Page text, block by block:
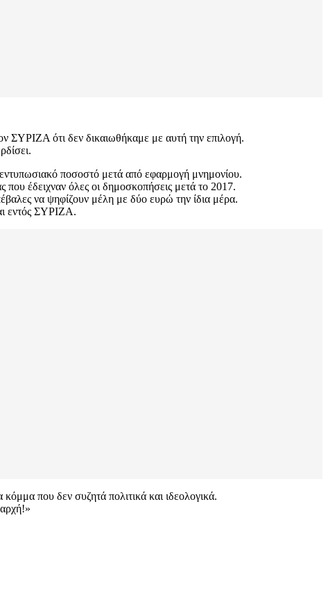
ΣΥΡΙΖΑ ότι δεν δικαιωθήκαμε με αυτή την επιλογή.
ποσοστό μετά από εφαρμογή μνημονίου.
που έδειχναν όλες οι δημοσκοπήσεις μετά το 2017.
να ψηφίζουν μέλη με δύο ευρώ την ίδια μέρα.
εντός ΣΥΡΙΖΑ.
που δεν συζητά πολιτικά και ιδεολογικά.